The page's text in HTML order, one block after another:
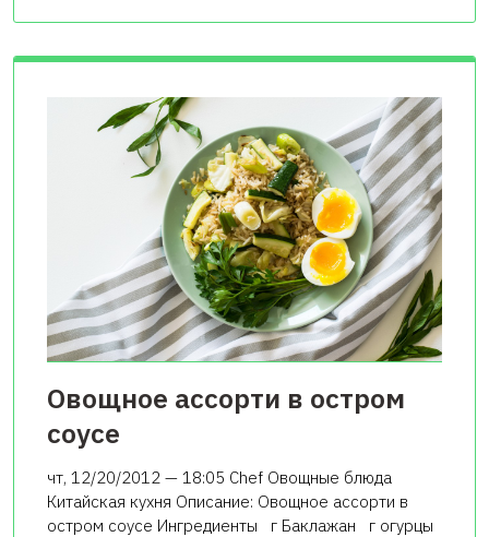
Овощное ассорти в остром
соусе
чт, 12/20/2012 — 18:05 Chef Овощные блюда
Китайская кухня Описание: Овощное ассорти в
остром соусе Ингредиенты г Баклажан г огурцы